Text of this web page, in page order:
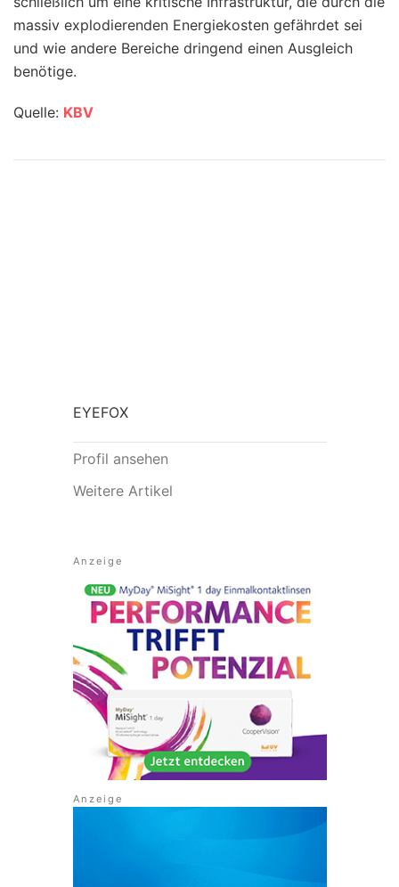
massiv explodierenden Energiekosten gefährdet sei
und wie andere Bereiche dringend einen Ausgleich
benötige.
Quelle: KBV
EYEFOX
Profil ansehen
Weitere Artikel